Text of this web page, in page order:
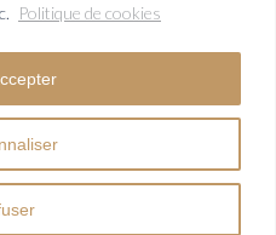
Politique de cookies
Immeubles et fonds de commerce N°
par la CCI de Tours - Garant AIG
des Reflets 92400 COURBEVOIE
__
réalisé par